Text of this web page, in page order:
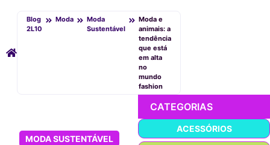
Blog
2L10
Moda
Moda
Sustentável
Moda e
animais: a
tendência
que está
em alta
no
mundo
fashion
MODA SUSTENTÁVEL
CATEGORIAS
ACESSÓRIOS